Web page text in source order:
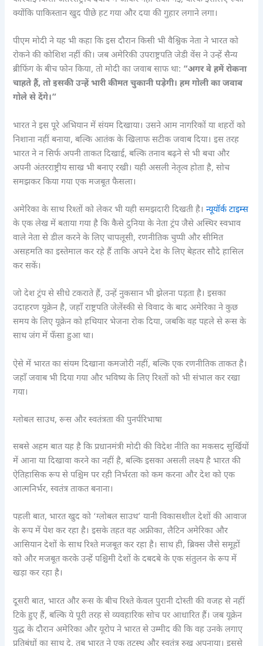
क्योंकि पाकिस्तान खुद पीछे हट गया और दया की गुहार लगाने लगा।
पीएम मोदी ने यह भी कहा कि इस दौरान किसी भी वैश्विक नेता ने भारत को
रोकने की कोशिश नहीं की। जब अमेरिकी उपराष्ट्रपति जेडी वेंस ने उन्हें सैन्य
ब्रीफिंग के बीच फोन किया, तो मोदी का जवाब साफ था: “अगर वे हमें रोकना
चाहते हैं, तो इसकी उन्हें भारी कीमत चुकानी पड़ेगी। हम गोली का जवाब
गोले से देंगे।”
भारत ने इस पूरे अभियान में संयम दिखाया। उसने आम नागरिकों या शहरों को
निशाना नहीं बनाया, बल्कि आतंक के खिलाफ सटीक जवाब दिया। इस तरह
भारत ने न सिर्फ अपनी ताकत दिखाई, बल्कि तनाव बढ़ने से भी बचा और
अपनी अंतरराष्ट्रीय साख भी बनाए रखी। यही असली नेतृत्व होता है, सोच
समझकर किया गया एक मजबूत फैसला।
अमेरिका के साथ रिश्तों को लेकर भी यही समझदारी दिखती है।न्यूयॉर्क टाइम्स
के एक लेख में बताया गया है कि कैसे दुनिया के नेता ट्रंप जैसे अस्थिर स्वभाव
वाले नेता से डील करने के लिए चापलूसी, रणनीतिक चुप्पी और सीमित
असहमति का इस्तेमाल कर रहे हैं ताकि अपने देश के लिए बेहतर सौदे हासिल
कर सकें।
जो देश ट्रंप से सीधे टकराते हैं, उन्हें नुकसान भी झेलना पड़ता है। इसका
उदाहरण यूक्रेन है, जहाँ राष्ट्रपति जेलेंस्की से विवाद के बाद अमेरिका ने कुछ
समय के लिए यूक्रेन को हथियार भेजना रोक दिया, जबकि वह पहले से रूस के
साथ जंग में फँसा हुआ था।
ऐसे में भारत का संयम दिखाना कमजोरी नहीं, बल्कि एक रणनीतिक ताकत है।
जहाँ जवाब भी दिया गया और भविष्य के लिए रिश्तों को भी संभाल कर रखा
गया।
ग्लोबल साउथ, रूस और स्वतंत्रता की पुनर्परिभाषा
सबसे अहम बात यह है कि प्रधानमंत्री मोदी की विदेश नीति का मकसद सुर्खियों
में आना या दिखावा करने का नहीं है, बल्कि इसका असली लक्ष्य है भारत की
ऐतिहासिक रूप से पश्चिम पर रही निर्भरता को कम करना और देश को एक
आत्मनिर्भर, स्वतंत्र ताकत बनाना।
पहली बात, भारत खुद को ‘ग्लोबल साउथ’ यानी विकासशील देशों की आवाज
के रूप में पेश कर रहा है। इसके तहत वह अफ्रीका, लैटिन अमेरिका और
आसियान देशों के साथ रिश्ते मजबूत कर रहा है। साथ ही, ब्रिक्स जैसे समूहों
को और मजबूत करके उन्हें पश्चिमी देशों के दबदबे के एक संतुलन के रूप में
खड़ा कर रहा है।
दूसरी बात, भारत और रूस के बीच रिश्ते केवल पुरानी दोस्ती की वजह से नहीं
टिके हुए हैं, बल्कि ये पूरी तरह से व्यवहारिक सोच पर आधारित हैं। जब यूक्रेन
युद्ध के दौरान अमेरिका और यूरोप ने भारत से उम्मीद की कि वह उनके लगाए
प्रतिबंधों का साथ दे, तब भारत ने एक तटस्थ और स्वतंत्र रुख अपनाया। इससे